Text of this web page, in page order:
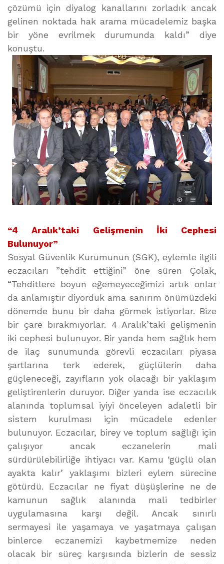
çözümü için diyalog kanallarını zorladık ancak
gelinen noktada hak arama mücadelemiz başka
bir yöne evrilmek durumunda kaldı” diye
konuştu.
“4 Aralık’taki Gelişmenin İki Cephesi
Bulunuyor”
Sosyal Güvenlik Kurumunun (SGK), eylemle ilgili
eczacıları ”tehdit ettiğini” öne süren Çolak,
“Tehditlere boyun eğemeyeceğimizi artık onlar
da anlamıştır diyorduk ama sanırım önümüzdeki
dönemde bunu bir daha görmek istiyorlar. Bize
bir çare bırakmıyorlar. 4 Aralık’taki gelişmenin
iki cephesi bulunuyor. Bir yanda hem sağlık hem
de ilaç sunumunda görevli eczacıları piyasa
şartlarına terk ederek, güçlülerin daha
güçleneceği, zayıfların yok olacağı bir yaklaşım
geliştirenlerin duruyor. Diğer yanda ise eczacılık
alanında toplumsal iyiyi önceleyen adaletli bir
sistem kurulması için mücadele edenler
bulunuyor. Eczacılar, birey ve toplum sağlığı için
çalışıyor ancak eczanelerin mali
sürdürülebilirliğe ihtiyacı var. Kamu ‘güçlü olan
ayakta kalır’ yaklaşımı bizleri eylem sürecine
götürdü. Eczacılar ne fiyat düşüşlerine ne de
kamunun sağlık alanında mali tedbirler
uygulamasına karşı değil. Ancak sınırlı
sermayesi ile yaşamaya ve yaşatmaya çalışan
binlerce eczanemizi kaybetmemize neden
olacak bir süreç karşısında bizlerin de sessiz